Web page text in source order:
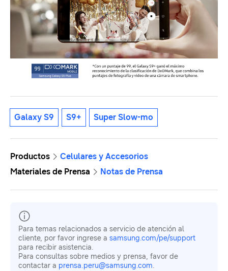
Galaxy S9 S9+ Super Slow-mo
Productos
Celulares y Accesorios
Materiales de Prensa
Notas de Prensa
Para temas relacionados a servicio de atención al
cliente, por favor ingrese a samsung.com/pe/support
para recibir asistencia.
Para consultas sobre medios y prensa, favor de
contactar a prensa.peru@samsung.com.